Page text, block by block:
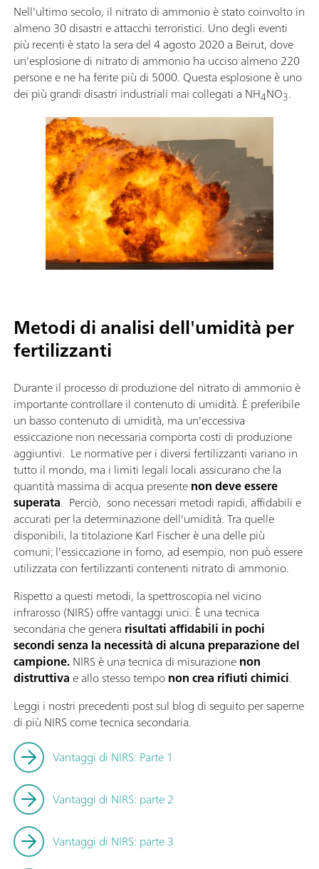
Nell'ultimo secolo, il nitrato di ammonio è stato coinvolto in
almeno 30 disastri e attacchi terroristici. Uno degli eventi
più recenti è stato la sera del 4 agosto 2020 a Beirut, dove
un'esplosione di nitrato di ammonio ha ucciso almeno 220
persone e ne ha ferite più di 5000. Questa esplosione è uno
dei più grandi disastri industriali mai collegati a NH4NO3.
Metodi di analisi dell'umidità per
fertilizzanti
Durante il processo di produzione del nitrato di ammonio è
importante controllare il contenuto di umidità. È preferibile
un basso contenuto di umidità, ma un'eccessiva
essiccazione non necessaria comporta costi di produzione
aggiuntivi. Le normative per i diversi fertilizzanti variano in
tutto il mondo, ma i limiti legali locali assicurano che la
quantità massima di acqua presentenon deve essere
superata. Perciò, sono necessari metodi rapidi, affidabili e
accurati per la determinazione dell'umidità. Tra quelle
disponibili, la titolazione Karl Fischer è una delle più
comuni; l'essiccazione in forno, ad esempio, non può essere
utilizzata con fertilizzanti contenenti nitrato di ammonio.
Rispetto a questi metodi, la spettroscopia nel vicino
infrarosso (NIRS) offre vantaggi unici. È una tecnica
secondaria che genera risultati affidabili in pochi
secondi senza la necessità di alcuna preparazione del
campione.NIRS è una tecnica di misurazionenon
distruttiva e allo stesso temponon crea rifiuti chimici.
Leggi i nostri precedenti post sul blog di seguito per saperne
di più NIRS come tecnica secondaria.
Vantaggi di NIRS: Parte 1
Vantaggi di NIRS: parte 2
Vantaggi di NIRS: parte 3